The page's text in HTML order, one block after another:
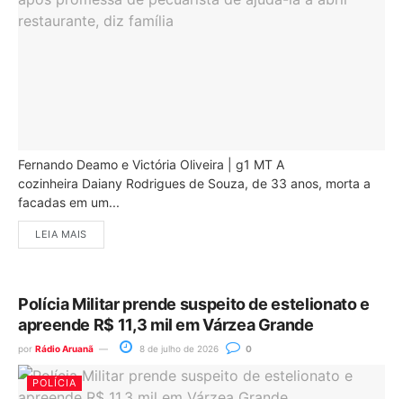
Fernando Deamo e Victória Oliveira | g1 MT A
cozinheira Daiany Rodrigues de Souza, de 33 anos, morta a
facadas em um...
LEIA MAIS
Polícia Militar prende suspeito de estelionato e
apreende R$ 11,3 mil em Várzea Grande
por Rádio Aruanã 8 de julho de 2026 0
POLÍCIA